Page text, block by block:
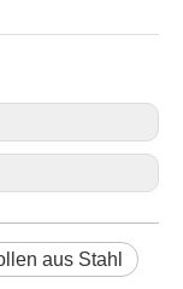
aus Stahl